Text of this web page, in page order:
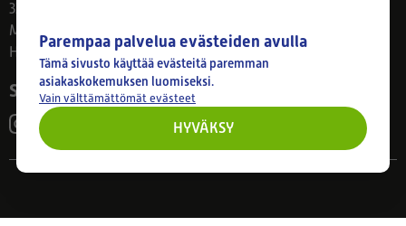
33800 Tampere
Ma–Pe 8–17
Huom! Myymälän poikkeusaukiolot: 27.7.-21.8. klo 8-16
Seuraa meitä
Parempaa palvelua evästeiden avulla
Tämä sivusto käyttää evästeitä paremman
asiakaskokemuksen luomiseksi.
Vain välttämättömät evästeet
HYVÄKSY